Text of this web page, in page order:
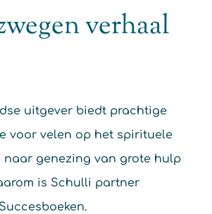
verhaal
uitgever biedt prachtige
voor velen op het spirituele
naar genezing van grote hulp
is Schulli partner